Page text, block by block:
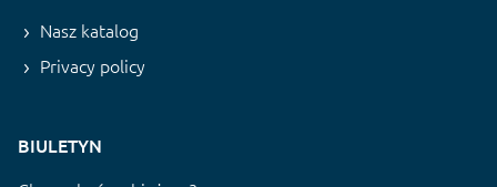
Nasz katalog
Privacy policy
BIULETYN